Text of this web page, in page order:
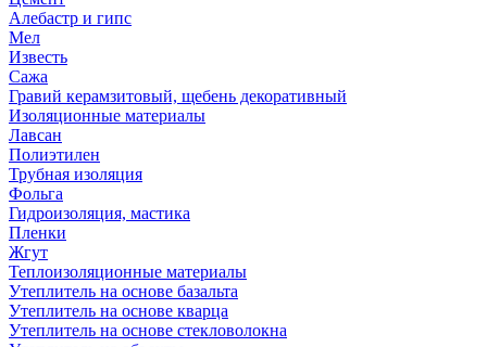
Алебастр и гипс
Мел
Известь
Сажа
Гравий керамзитовый, щебень декоративный
Изоляционные материалы
Лавсан
Полиэтилен
Трубная изоляция
Фольга
Гидроизоляция, мастика
Пленки
Жгут
Теплоизоляционные материалы
Утеплитель на основе базальта
Утеплитель на основе кварца
Утеплитель на основе стекловолокна